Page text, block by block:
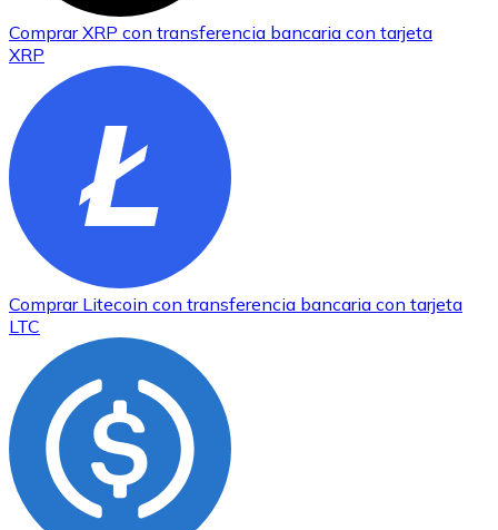
ComprarXRP con transferencia bancaria con tarjeta
XRP
Comprar Litecoin con transferencia bancaria con tarjeta
LTC